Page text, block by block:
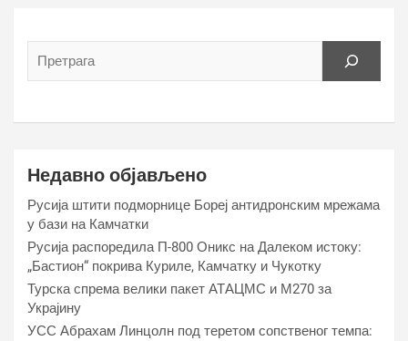
Недавно објављено
Русија штити подморнице Бореј антидронским мрежама
у бази на Камчатки
Русија распоредила П-800 Оникс на Далеком истоку:
„Бастион“ покрива Куриле, Камчатку и Чукотку
Турска спрема велики пакет АТАЦМС и М270 за
Украјину
УСС Абрахам Линцолн под теретом сопственог темпа: